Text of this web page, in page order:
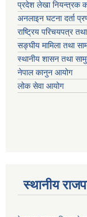
प्रदेश लेखा नियन्त्रक
अनलाइन घटना दर्ता
राष्ट्रिय परिचयपत्र
सङ्घीय मामिला तथा
स्थानीय शासन तथा
नेपाल कानुन आयोग
लोक सेवा आयोग
स्थानीय